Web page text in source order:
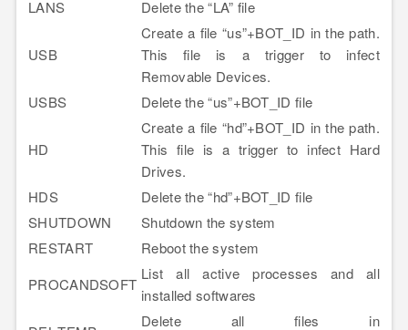
LANS
Delete the “LA” file
USB
Create a file “us”+BOT_ID in the path.
This file is a trigger to infect
Removable Devices.
USBS
Delete the “us”+BOT_ID file
HD
Create a file “hd”+BOT_ID in the path.
This file is a trigger to infect Hard
Drives.
HDS
Delete the “hd”+BOT_ID file
SHUTDOWN
Shutdown the system
RESTART
Reboot the system
PROCANDSOFT
List all active processes and all
installed softwares
Delete all files in